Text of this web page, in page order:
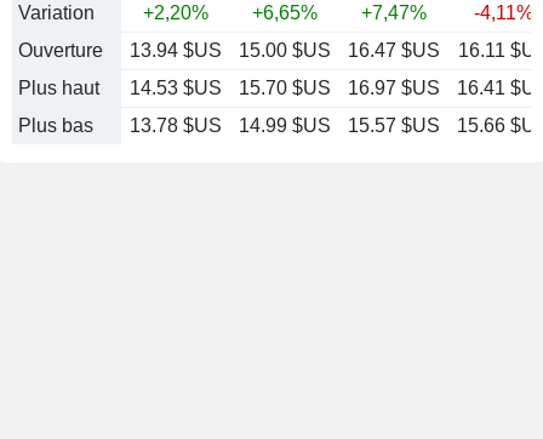
Variation
+2,20% +6,65% +7,47%
-4,11%
Ouverture
13.94 $US 15.00 $US 16.47 $US
16.11
Plus haut
14.53 $US 15.70 $US 16.97 $US
16.41
Plus bas
13.78 $US 14.99 $US 15.57 $US 15.66